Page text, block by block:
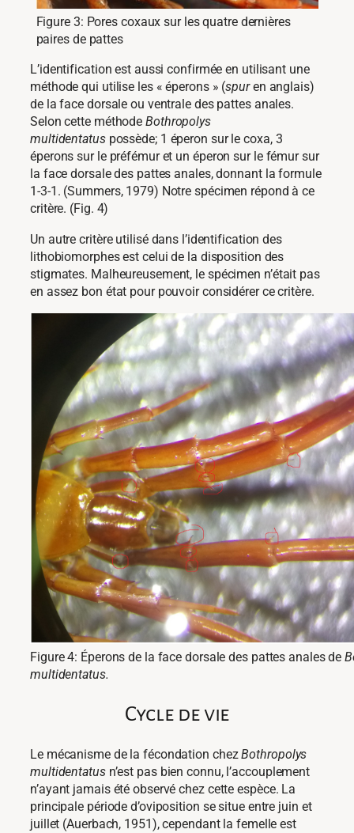
Figure 3: Pores coxaux sur les quatre dernières
paires de pattes
L’identification est aussi confirmée en utilisant une
méthode qui utilise les « éperons » (spuren anglais)
de la face dorsale ou ventrale des pattes anales.
Selon cette méthode Bothropolys
multidentatus possède; 1 éperon sur le coxa, 3
éperons sur le préfémur et un éperon sur le fémur sur
la face dorsale des pattes anales, donnant la formule
1-3-1. (Summers, 1979) Notre spécimen répond à ce
critère. (Fig. 4)
Un autre critère utilisé dans l’identification des
lithobiomorphes est celui de la disposition des
stigmates. Malheureusement, le spécimen n’était pas
en assez bon état pour pouvoir considérer ce critère.
Figure 4: Éperons de la face dorsale des pattes anales de
multidentatus.
Cycle de vie
Le mécanisme de la fécondation chezBothropolys
multidentatusn’est pas bien connu, l’accouplement
n’ayant jamais été observé chez cette espèce. La
principale période d’oviposition se situe entre juin et
juillet (Auerbach, 1951), cependant la femelle est